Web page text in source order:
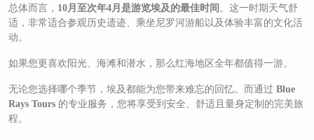
总体而言， 10月至次年4月是游览埃及的最佳时间 。这一时期天气舒
适，非常适合参观历史遗迹、乘坐尼罗河游船以及体验丰富的文化活
动。
如果您更喜欢阳光、海滩和潜水，那么红海地区全年都值得一游。
无论您选择哪个季节，埃及都能为您带来难忘的回忆。而通过 Blue
Rays Tours 的专业服务，您将享受到安全、舒适且量身定制的完美旅
程。